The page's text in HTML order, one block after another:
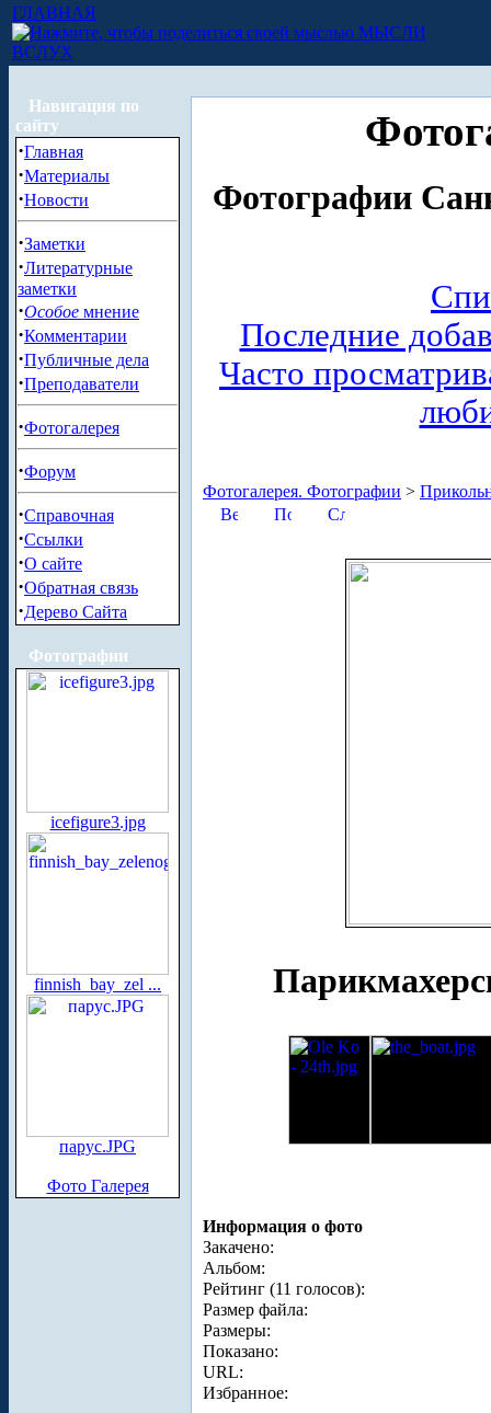
ГЛАВНАЯ
МЫСЛИ
ВСЛУХ
Навигация по
сайту
·Главная
·Материалы
·Новости
·Заметки
·Литературные
заметки
·Особое мнение
·Комментарии
·Публичные дела
·Преподаватели
·Фотогалерея
·Форум
·Справочная
·Ссылки
·О сайте
·Обратная связь
·Дерево Сайта
Фотографии
icefigure3.jpg
finnish_bay_zel ...
парус.JPG
Фото Галерея
Фотографии
Последние
Часто
Фотогалерея. Фотографии >
Информация о фото
Закачено:
Альбом:
Рейтинг (11 голосов):
Размер файла:
Размеры:
Показано:
URL:
Избранное: